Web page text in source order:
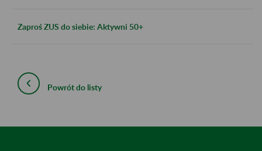
Zaproś ZUS do siebie: Aktywni 50+
Powrót do listy